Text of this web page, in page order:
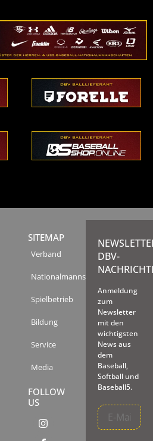
SITEMAP
Verband
Nationalmannschaften
Spielbetrieb
Bildung
Service
Media
FOLLOW
US
DBV-
Anmeldung
zum
Newsletter
mit den
wichtigsten
News aus
dem
Baseball,
Softball und
Baseball5.